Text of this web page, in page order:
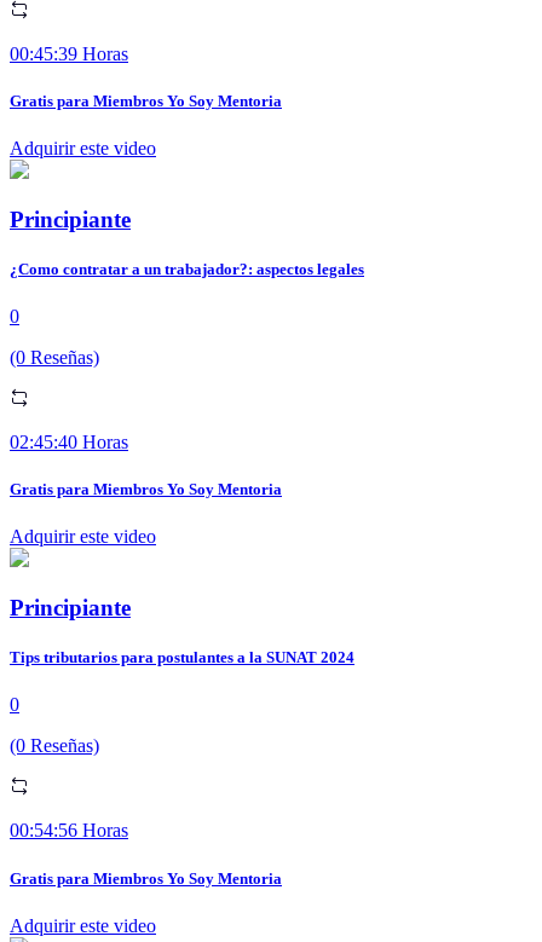
00:45:39 Horas
Gratis para Miembros Yo Soy Mentoria
Adquirir este video
Principiante
¿Como contratar a un trabajador?: aspectos legales
0
(0 Reseñas)
02:45:40 Horas
Gratis para Miembros Yo Soy Mentoria
Adquirir este video
Principiante
Tips tributarios para postulantes a la SUNAT 2024
0
(0 Reseñas)
00:54:56 Horas
Gratis para Miembros Yo Soy Mentoria
Adquirir este video